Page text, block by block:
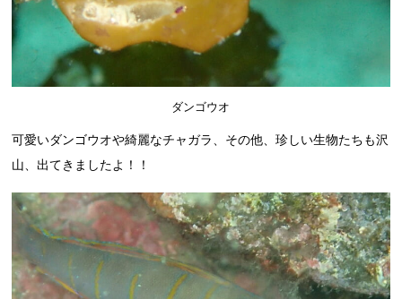
ダンゴウオ
可愛いダンゴウオや綺麗なチャガラ、その他、珍しい生物たちも沢
山、出てきましたよ！！